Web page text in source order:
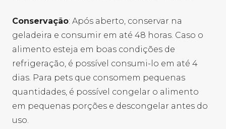
Conservação: Após aberto, conservar na
geladeira e consumir em até 48 horas. Caso o
alimento esteja em boas condições de
refrigeração, é possível consumi-lo em até 4
dias. Para pets que consomem pequenas
quantidades, é possível congelar o alimento
em pequenas porções e descongelar antes do
uso.